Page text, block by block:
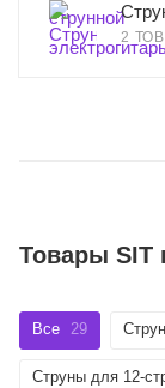
2
Товары SIT
Все 29
Струны для 12-